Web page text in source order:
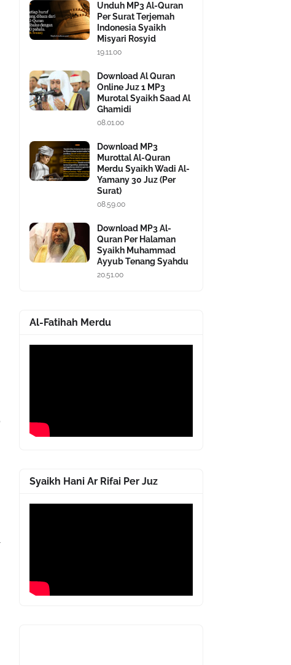
Unduh MP3 Al-Quran
Per Surat Terjemah
Indonesia Syaikh
Misyari Rosyid
19.11.00
Download Al Quran
Online Juz 1 MP3
Murotal Syaikh Saad Al
Ghamidi
08.01.00
Download MP3
Murottal Al-Quran
Merdu Syaikh Wadi Al-
Yamany 30 Juz (Per
Surat)
08.59.00
Download MP3 Al-
Quran Per Halaman
Syaikh Muhammad
Ayyub Tenang Syahdu
20.51.00
Al-Fatihah Merdu
Syaikh Hani Ar Rifai Per Juz